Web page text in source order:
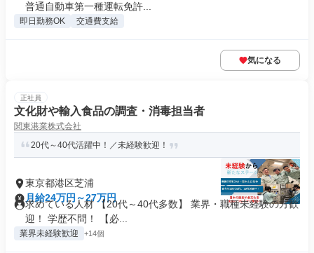
普通自動車第一種運転免許...
即日勤務OK 交通費支給
気になる
正社員
文化財や輸入食品の調査・消毒担当者
関東港業株式会社
20代～40代活躍中！／未経験歓迎！
東京都港区芝浦
月給24万円～27万円
求めている人材 【20代～40代多数】 業界・職種未経験の方歓
迎！ 学歴不問！ 【必...
業界未経験歓迎 +14個